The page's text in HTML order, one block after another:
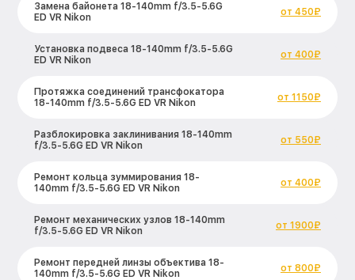
Замена байонета 18-140mm f/3.5-5.6G
ED VR Nikon
от 450₽
Установка подвеса 18-140mm f/3.5-5.6G
ED VR Nikon
от 400₽
Протяжка соединений трансфокатора
18-140mm f/3.5-5.6G ED VR Nikon
от 1150₽
Разблокировка заклинивания 18-140mm
f/3.5-5.6G ED VR Nikon
от 550₽
Ремонт кольца зуммирования 18-
140mm f/3.5-5.6G ED VR Nikon
от 400₽
Ремонт механических узлов 18-140mm
f/3.5-5.6G ED VR Nikon
от 1900₽
Ремонт передней линзы объектива 18-
140mm f/3.5-5.6G ED VR Nikon
от 800₽